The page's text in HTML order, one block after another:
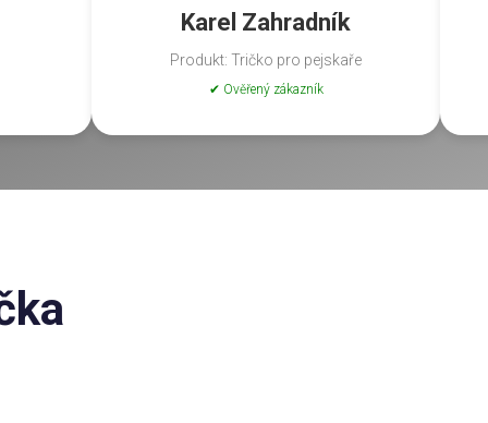
Karel Zahradník
Produkt: Tričko pro pejskaře
✔ Ověřený zákazník